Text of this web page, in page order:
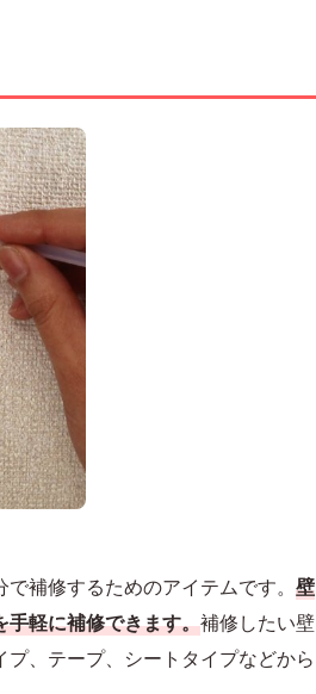
補修するためのアイテムです。 壁
手軽に補修できます。補修したい壁
、テープ、シートタイプなどから